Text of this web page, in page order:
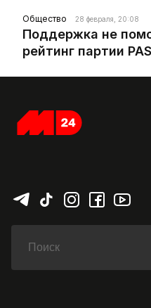
Общество 28 февраля, 20:08
Поддержка не
рейтинг партии